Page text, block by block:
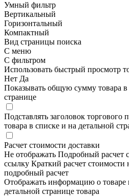
Умный фильтр
Вертикальный
Горизонтальный
Компактный
Вид страницы поиска
С меню
С фильтром
Использовать быстрый просмотр
Нет Да
Показывать общую сумму товара в
странице
Подставлять заголовок торгового
товара в списке и на детальной
Расчет стоимости доставки
Не отображать Подробный расчет
ссылку Краткий расчет стоимости
подробный расчет
Отображать информацию о
детальной странице товара